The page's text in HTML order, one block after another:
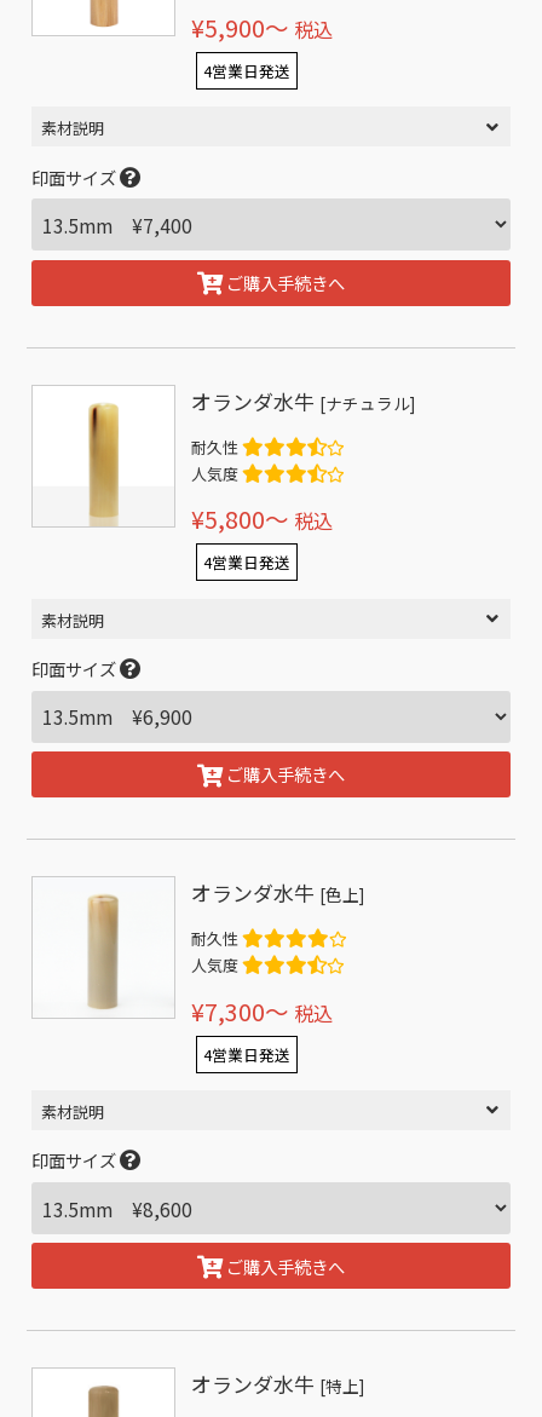
¥5,900〜 税込
4営業日発送
素材説明
印面サイズ
ご購入手続きへ
オランダ水牛 [ナチュラル]
耐久性
人気度
¥5,800〜 税込
4営業日発送
素材説明
印面サイズ
ご購入手続きへ
オランダ水牛 [色上]
耐久性
人気度
¥7,300〜 税込
4営業日発送
素材説明
印面サイズ
ご購入手続きへ
オランダ水牛 [特上]